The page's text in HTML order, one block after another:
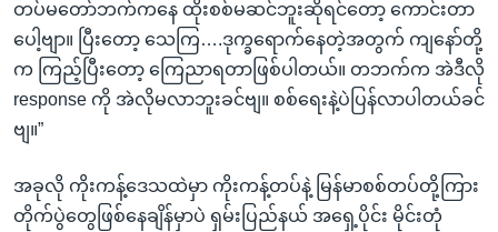
တပ်မတော်ဘက်ကနေ ထိုးစစ်မဆင်ဘူးဆိုရင်တော့ ကောင်းတာ
ပေါ့ဗျာ။ ပြီးတော့ သေကြ….ဒုက္ခရောက်နေတဲ့အတွက် ကျနော်တို့
က ကြည့်ပြီးတော့ ကြေညာရတာဖြစ်ပါတယ်။ တဘက်က အဲဒီလို
response ကို အဲလိုမလာဘူးခင်ဗျ။ စစ်ရေးနဲ့ပဲပြန်လာပါတယ်ခင်
ဗျ။”
အခုလို ကိုးကန့်ဒေသထဲမှာ ကိုးကန့်တပ်နဲ့ မြန်မာစစ်တပ်တို့ကြား
တိုက်ပွဲတွေဖြစ်နေချိန်မှာပဲ ရှမ်းပြည်နယ် အရှေ့ပိုင်း မိုင်းတုံ